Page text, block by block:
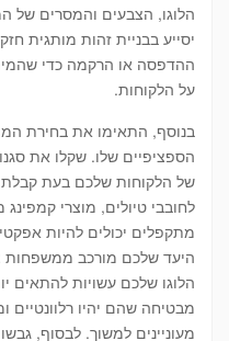
הלוגו, הצבעים והמסרים של
יסייע בבניית זהות מותגית
ההדפסה או הרקמה כדי
על הלקוחות.
בנוסף, התאימו את בחירת
הספציפיים שלו. שקלו את
של הלקוחות שלכם בעת
לחובבי טיולים, מוצרי
מתקפלים יכולים להיות
היעד שלכם מורכב ממשפחות
הלוגו שלכם עשויות להתאים
מבטיחה שהם יהיו רלוונטיים
מעוניינים למשוך. לבסוף,